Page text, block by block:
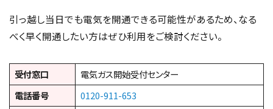
引っ越し当日でも電気を開通できる可能性があるため、なる
べく早く開通したい方はぜひ利用をご検討ください。
受付窓口
電気ガス開始受付センター
電話番号
0120-911-653